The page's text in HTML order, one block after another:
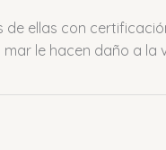
ellas con
le hacen daño a